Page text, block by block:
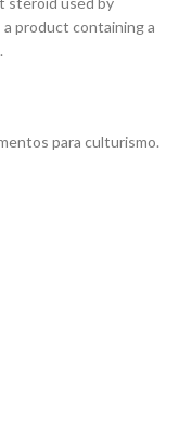
product containing a
para culturismo.